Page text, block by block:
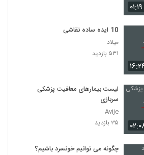
۰۱:۱۹
10 ایده ساده نقاشی
میلاد
۵۳۱ بازدید
لیست بیمارهای معافیت پزشکی
سربازی
Avije
۳۵ بازدید
چگونه می توانیم خونسرد باشیم؟